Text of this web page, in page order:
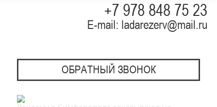
+7 978 848 75 23
E-mail: ladarezerv@mail.ru
ОБРАТНЫЙ ЗВОНОК